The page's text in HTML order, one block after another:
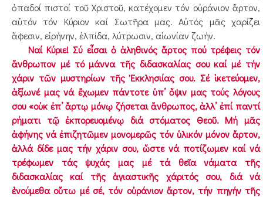
ὀπαδοί πιστοί τοῦ Χριστοῦ, κατέχομεν τόν οὐράνιον ἄρτον,
αὐτόν τόν Κύριον καί Σωτῆρα μας. Αὐτός μᾶς χαρίζει
ἄφεσιν, εἰρήνην, ἐλπίδα, λύτρωσιν, αἰωνίαν ζωήν.
Ναί Κύριε! Σύ εἶσαι ὁ ἀληθινός ἄρτος πού τρέφεις τόν
ἄνθρωπον μέ τό μάννα τῆς διδασκαλίας σου καί μέ τήν
χάριν τῶν μυστηρίων τῆς Ἐκκλησιίας σου. Σέ ἱκετεύομεν,
ἀξίωνέ μας νά ἔχωμεν πάντοτε ὑπ’ ὄψιν μας τούς λόγους
σου «οὐκ ἐπ’ ἄρτῳ μόνῳ ζήσεται ἄνθρωπος, ἀλλ’ ἐπί παντί
ρήματι τῷ ἐκπορευομένῳ διά στόματος Θεοῦ. Μή μᾶς
ἀφήνης νά ἐπιζητῶμεν μονομερῶς τόν ὑλικόν μόνον ἄρτον,
ἀλλά δίδε μας τήν χάριν σου, ὥστε νά ποτίζωμεν καί νά
τρέφωμεν τάς ψυχάς μας μέ τά θεῖα νάματα τῆς
διδασκαλίας καί τῆς ἁγιαστικῆς χάριτός σου, διά νά
ἑνούμεθα οὕτω μέ σέ, τόν οὐράνιον ἄρτον, τήν πηγήν τῆς